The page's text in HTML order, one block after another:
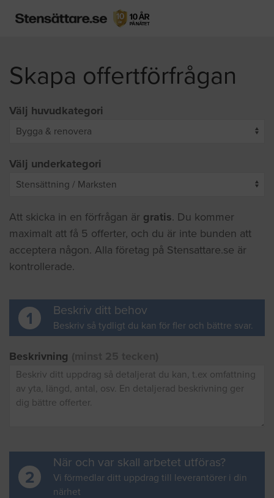
Skapa offertförfrågan
Välj huvudkategori
Välj underkategori
Att skicka in en förfrågan är gratis. Du kommer
maximalt att få 5 offerter, och du är inte bunden att
acceptera någon. Alla företag på Stensattare.se är
kontrollerade.
1 Beskriv ditt behov
Beskriv så tydligt du kan för fler och bättre svar.
Beskrivning
2
När och var skall arbetet utföras?
Vi förmedlar ditt uppdrag till leverantörer i din
närhet